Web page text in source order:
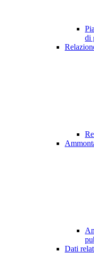
di
Dati